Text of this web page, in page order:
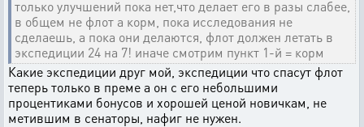
только улучшений пока нет,что делает его в разы слабее,
в общем не флот а корм, пока исследования не
сделаешь, а пока они делаются, флот должен летать в
экспедиции 24 на 7! иначе смотрим пункт 1-й = корм
Какие экспедиции друг мой, экспедиции что спасут флот
теперь только в преме а он с его небольшими
процентиками бонусов и хорошей ценой новичкам, не
метившим в сенаторы, нафиг не нужен.